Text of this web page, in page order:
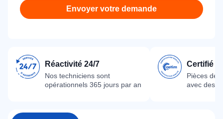
Envoyer votre demande
Réactivité 24/7
Nos techniciens sont
opérationnels 365 jours par an
Certifié
Pièces
avec des